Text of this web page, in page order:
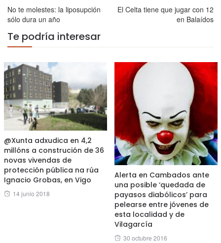
No te molestes: la liposupción
sólo dura un año
El Celta tiene que jugar con 12
en Balaídos
Te podría interesar
@Xunta adxudica en 4,2
millóns a construción de 36
novas vivendas de
protección pública na rúa
Ignacio Grobas, en Vigo
Posted
14 junio 2018
Alerta en Cambados ante
una posible ‘quedada de
payasos diabólicos’ para
pelearse entre jóvenes de
esta localidad y de
Vilagarcía
Posted
30 octubre 2016